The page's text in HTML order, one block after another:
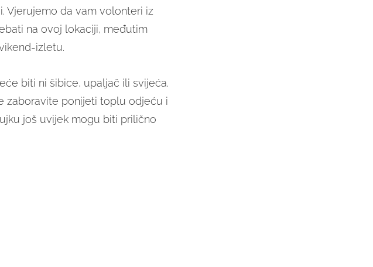
Vjerujemo da vam volonteri iz
na ovoj lokaciji, međutim
izletu.
biti ni šibice, upaljač ili svijeća.
zaboravite ponijeti toplu odjeću i
još uvijek mogu biti prilično